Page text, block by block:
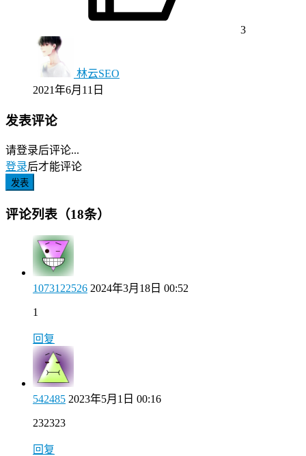
3
林云SEO
2021年6月11日
发表评论
请登录后评论...
登录后才能评论
发表
评论列表（18条）
1073122526 2024年3月18日 00:52
1
回复
542485 2023年5月1日 00:16
232323
回复